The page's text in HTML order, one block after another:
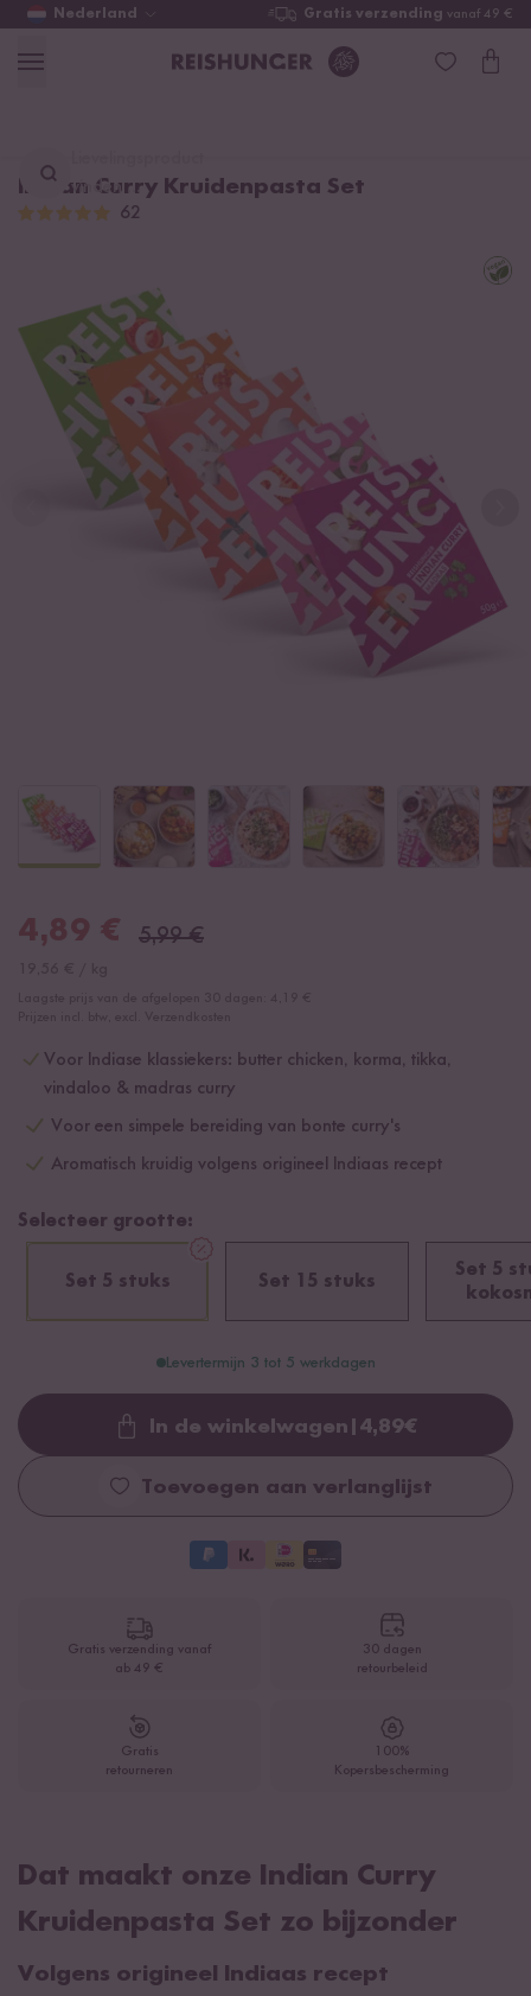
Nederland Gratis verzending vanaf 49 €
vinden ...
Indian Curry Kruidenpasta Set
62
4,89 € 5,99€
Voor Indiase klassiekers: butter chicken, korma, tikka,
vindaloo & madras curry
Voor een simpele bereiding van bonte curry's
Aromatisch kruidig volgens origineel Indiaas recept
Selecteer grootte:
Set 5 stuks Set 15 stuks
Set 5
Levertermijn 3 tot 5 werkdagen
Loading...
In de winkelwagen 4,89€
Toevoegen aan verlanglijst
Gratis verzending vanaf
ab 49 €
30 dagen
retourbeleid
Gratis
retourneren
100%
Kopersbescherming
Dat maakt onze Indian Curry
Kruidenpasta Set zo bijzonder
Volgens origineel Indiaas recept